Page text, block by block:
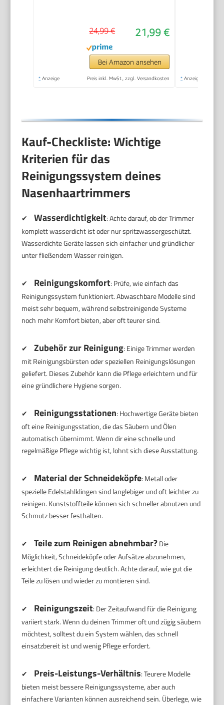
Technologie,
wasserdicht, Modell
NT5650/16
21,99 €
24,99 €
Bei Amazon ansehen
* Anzeige Preis inkl. MwSt., zzgl. Versandkosten * Anzeige
Kauf-Checkliste: Wichtige
Kriterien für das
Reinigungssystem deines
Nasenhaartrimmers
✔ Wasserdichtigkeit: Achte darauf, ob der Trimmer
komplett wasserdicht ist oder nur spritzwassergeschützt.
Wasserdichte Geräte lassen sich einfacher und gründlicher
unter fließendem Wasser reinigen.
✔ Reinigungskomfort: Prüfe, wie einfach das
Reinigungssystem funktioniert. Abwaschbare Modelle sind
meist sehr bequem, während selbstreinigende Systeme
noch mehr Komfort bieten, aber oft teurer sind.
✔ Zubehör zur Reinigung: Einige Trimmer werden
mit Reinigungsbürsten oder speziellen Reinigungslösungen
geliefert. Dieses Zubehör kann die Pflege erleichtern und für
eine gründlichere Hygiene sorgen.
✔ Reinigungsstationen: Hochwertige Geräte bieten
oft eine Reinigungsstation, die das Säubern und Ölen
automatisch übernimmt. Wenn dir eine schnelle und
regelmäßige Pflege wichtig ist, lohnt sich diese Ausstattung.
✔ Material der Schneideköpfe: Metall oder
spezielle Edelstahlklingen sind langlebiger und oft leichter zu
reinigen. Kunststoffteile können sich schneller abnutzen und
Schmutz besser festhalten.
✔ Teile zum Reinigen abnehmbar?Die
Möglichkeit, Schneideköpfe oder Aufsätze abzunehmen,
erleichtert die Reinigung deutlich. Achte darauf, wie gut die
Teile zu lösen und wieder zu montieren sind.
✔ Reinigungszeit: Der Zeitaufwand für die Reinigung
variiert stark. Wenn du deinen Trimmer oft und zügig säubern
möchtest, solltest du ein System wählen, das schnell
einsatzbereit ist und wenig Pflege erfordert.
✔ Preis-Leistungs-Verhältnis: Teurere Modelle
bieten meist bessere Reinigungssysteme, aber auch
einfachere Varianten können ausreichend sein. Überlege, wie